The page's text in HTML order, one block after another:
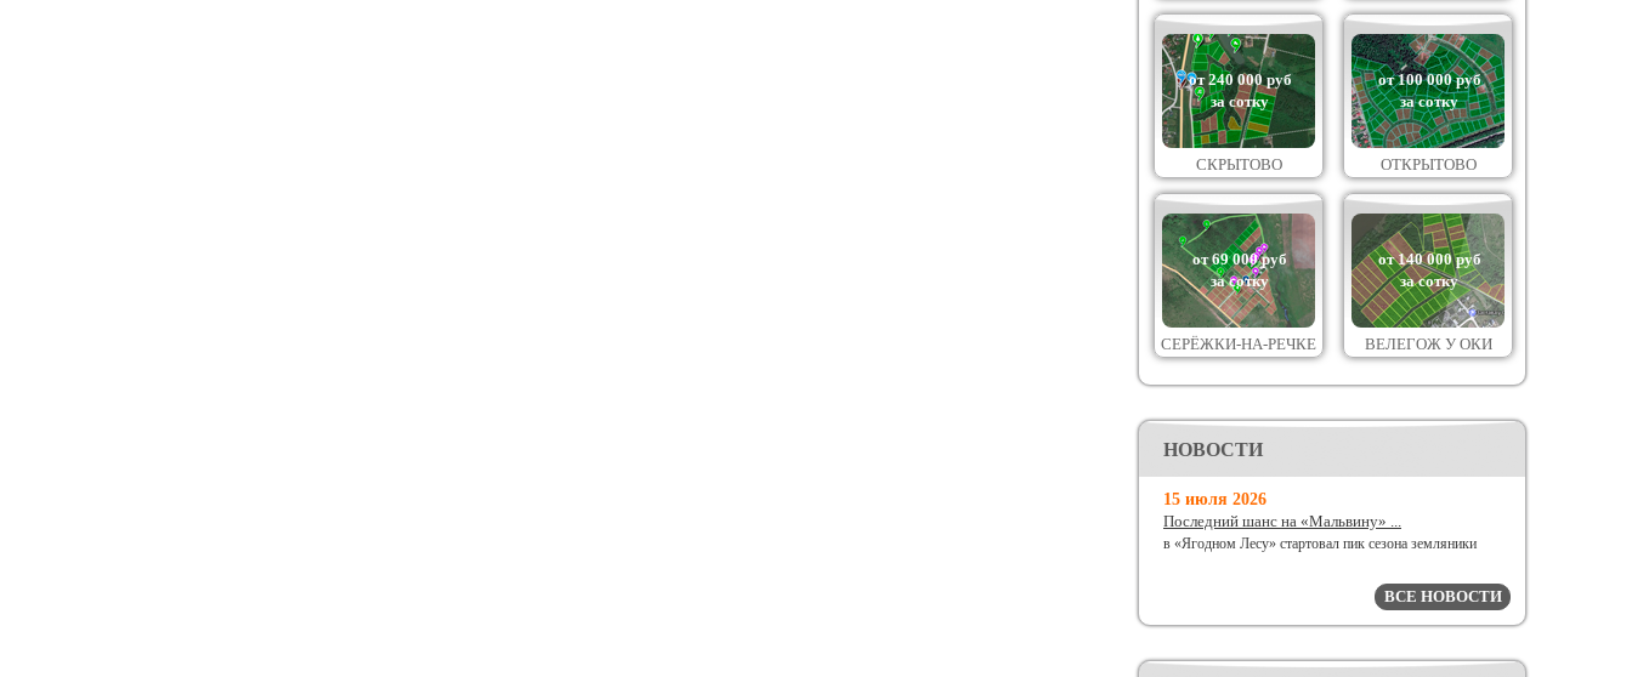
от 240 000 руб
за сотку
СКРЫТОВО
от 100 000 руб
за сотку
ОТКРЫТОВО
от 69 000 руб
за сотку
СЕРЁЖКИ-НА-РЕЧКЕ
от 140 000 руб
за сотку
ВЕЛЕГОЖ У ОКИ
НОВОСТИ
15 июля 2026
Последний шанс на «Мальвину» ...
в «Ягодном Лесу» стартовал пик сезона земляники
ВСЕ НОВОСТИ